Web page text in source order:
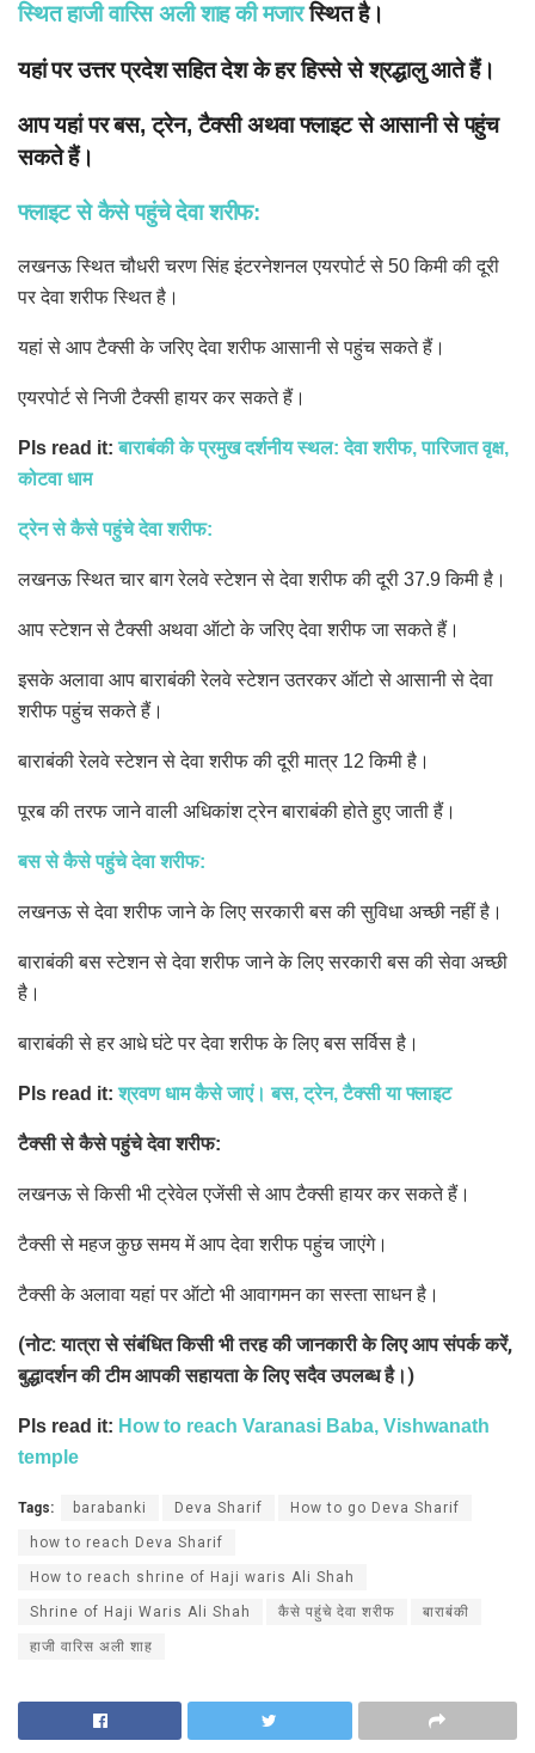
स्थित हाजी वारिस अली शाह की मजारस्थित है।
यहां पर उत्तर प्रदेश सहित देश के हर हिस्से से श्रद्धालु आते हैं।
आप यहां पर बस, ट्रेन, टैक्सी अथवा फ्लाइट से आसानी से पहुंच
सकते हैं।
फ्लाइट से कैसे पहुंचे देवा शरीफ:
लखनऊ स्थित चौधरी चरण सिंह इंटरनेशनल एयरपोर्ट से 50 किमी की दूरी
पर देवा शरीफ स्थित है।
यहां से आप टैक्सी के जरिए देवा शरीफ आसानी से पहुंच सकते हैं।
एयरपोर्ट से निजी टैक्सी हायर कर सकते हैं।
Pls read it:बाराबंकी के प्रमुख दर्शनीय स्थल: देवा शरीफ, पारिजात वृक्ष,
कोटवा धाम
ट्रेन से कैसे पहुंचे देवा शरीफ:
लखनऊ स्थित चार बाग रेलवे स्टेशन से देवा शरीफ की दूरी 37.9 किमी है।
आप स्टेशन से टैक्सी अथवा ऑटो के जरिए देवा शरीफ जा सकते हैं।
इसके अलावा आप बाराबंकी रेलवे स्टेशन उतरकर ऑटो से आसानी से देवा
शरीफ पहुंच सकते हैं।
बाराबंकी रेलवे स्टेशन से देवा शरीफ की दूरी मात्र 12 किमी है।
पूरब की तरफ जाने वाली अधिकांश ट्रेन बाराबंकी होते हुए जाती हैं।
बस से कैसे पहुंचे देवा शरीफ:
लखनऊ से देवा शरीफ जाने के लिए सरकारी बस की सुविधा अच्छी नहीं है।
बाराबंकी बस स्टेशन से देवा शरीफ जाने के लिए सरकारी बस की सेवा अच्छी
है।
बाराबंकी से हर आधे घंटे पर देवा शरीफ के लिए बस सर्विस है।
Pls read it:श्रवण धाम कैसे जाएं। बस, ट्रेन, टैक्सी या फ्लाइट
टैक्सी से कैसे पहुंचे देवा शरीफ:
लखनऊ से किसी भी ट्रेवेल एजेंसी से आप टैक्सी हायर कर सकते हैं।
टैक्सी से महज कुछ समय में आप देवा शरीफ पहुंच जाएंगे।
टैक्सी के अलावा यहां पर ऑटो भी आवागमन का सस्ता साधन है।
(नोट: यात्रा से संबंधित किसी भी तरह की जानकारी के लिए आप संपर्क करें,
बुद्धादर्शन की टीम आपकी सहायता के लिए सदैव उपलब्ध है।)
Pls read it: How to reach Varanasi Baba, Vishwanath
temple
Tags: barabanki Deva Sharif How to go Deva Sharif
how to reach Deva Sharif
How to reach shrine of Haji waris Ali Shah
Shrine of Haji Waris Ali Shah कैसे पहुंचे देवा शरीफ बाराबंकी
हाजी वारिस अली शाह